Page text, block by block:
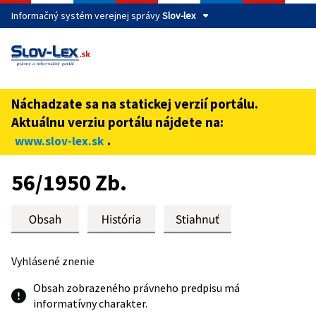
Informačný systém verejnej správySlov-lex
Táto stránka je zabezpečená
cez zabezpečenú webovú stránku verejnej správy SR.
Zabezpečená stránka vždy začína https:// pred názvom
domény webového sídla.
Náchadzate sa na statickej verzií portálu.
Aktuálnu verziu portálu nájdete na:
www.slov-lex.sk .
Preskoč na obsah
56/1950 Zb.
Vyhlásené znenie
Obsah zobrazeného právneho predpisu má
informatívny charakter.